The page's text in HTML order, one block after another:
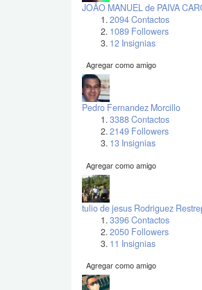
JOÃO MANUEL de PAIVA
2094 Contactos
1089 Followers
12 Insignias
Agregar como amigo
Pedro Fernandez Morcillo
3388 Contactos
2149 Followers
13 Insignias
Agregar como amigo
tulio de jesus Rodriguez
3396 Contactos
2050 Followers
11 Insignias
Agregar como amigo